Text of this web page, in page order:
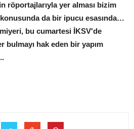
röportajlarıyla yer alması bizim
da bir ipucu esasında…
bu cumartesi İKSV'de
bulmayı hak eden bir yapım